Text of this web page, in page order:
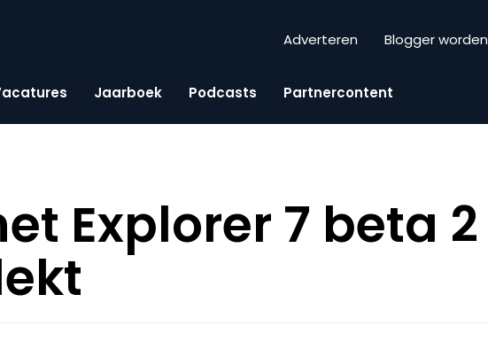
Adverteren Blogger worden
Jaarboek Podcasts Partnercontent
Explorer 7 beta 2